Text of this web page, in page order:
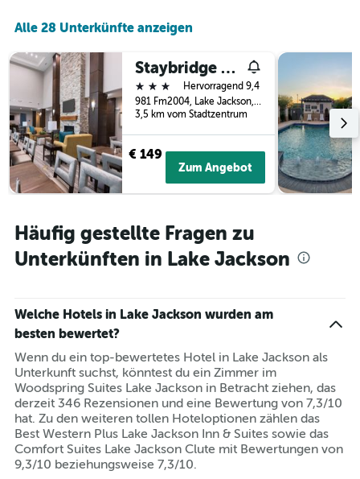
Alle 28 Unterkünfte anzeigen
Staybridge Suites Lake Jackson By IHG
3 Sterne
Hervorragend 9,4
981 Fm2004, Lake Jackson, TX, USA
3,5 km vom Stadtzentrum
€ 149
Zum Angebot
Häufig gestellte Fragen zu
Unterkünften in Lake Jackson
Welche Hotels in Lake Jackson wurden am
besten bewertet?
Wenn du ein top-bewertetes Hotel in Lake Jackson als
Unterkunft suchst, könntest du ein Zimmer im
Woodspring Suites Lake Jackson in Betracht ziehen, das
derzeit 346 Rezensionen und eine Bewertung von 7,3/10
hat. Zu den weiteren tollen Hoteloptionen zählen das
Best Western Plus Lake Jackson Inn & Suites sowie das
Comfort Suites Lake Jackson Clute mit Bewertungen von
9,3/10 beziehungsweise 7,3/10.